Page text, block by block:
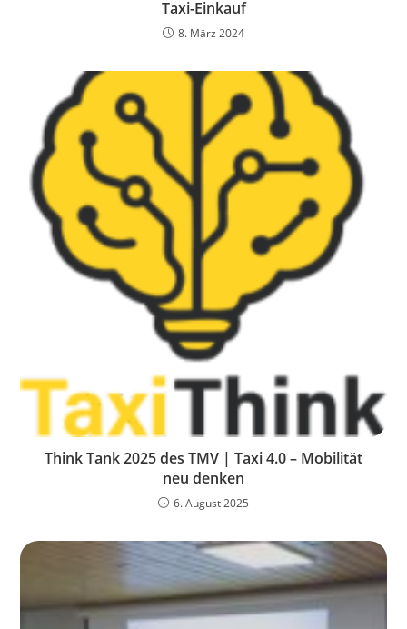
Taxi-Einkauf
8. März 2024
Think Tank 2025 des TMV | Taxi 4.0 – Mobilität
neu denken
6. August 2025